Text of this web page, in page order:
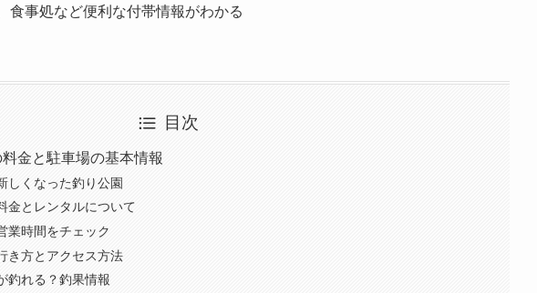
食事処など便利な付帯情報がわかる
目次
金と駐車場の基本情報
しくなった釣り公園
金とレンタルについて
業時間をチェック
き方とアクセス方法
釣れる？釣果情報